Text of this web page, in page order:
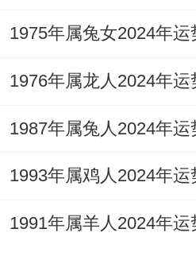
年，而放眼将至的2026
是为伏吟太岁，伏吟主
步之象。
势，让婚姻宫之羊刃凶